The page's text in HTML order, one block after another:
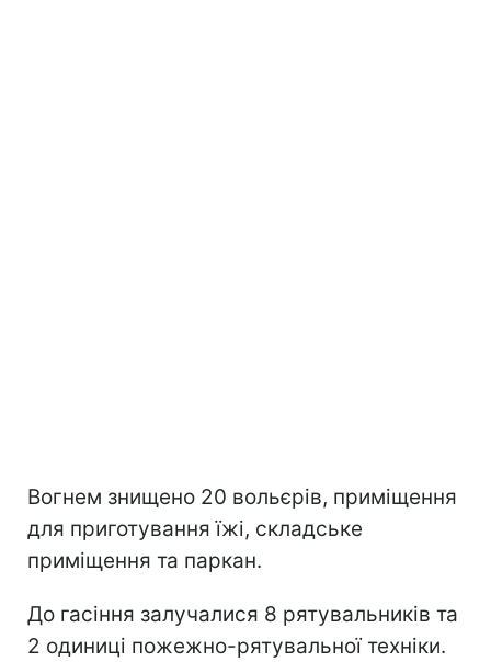
Вогнем знищено 20 вольєрів, приміщення
для приготування їжі, складське
приміщення та паркан.
До гасіння залучалися 8 рятувальників та
2 одиниці пожежно-рятувальної техніки.